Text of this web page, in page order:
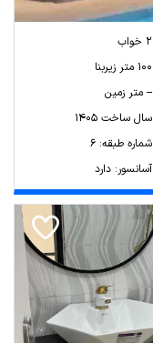
2 خواب
100 متر زیربنا
-- متر زمین
سال ساخت 1405
شماره طبقه: 6
آسانسور: دارد